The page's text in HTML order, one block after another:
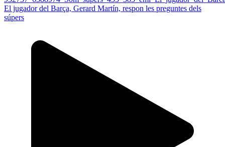
El jugador del Barça, Gerard Martín, respon les preguntes dels
súpers